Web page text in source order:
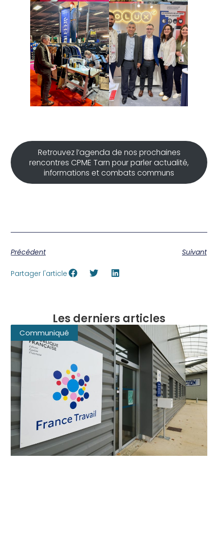
Retrouvez l’agenda de nos prochaines
rencontres CPME Tarn pour parler actualité,
informations et combats communs
Précédent Suivant
Partager l'article
Communiqué
Les derniers articles